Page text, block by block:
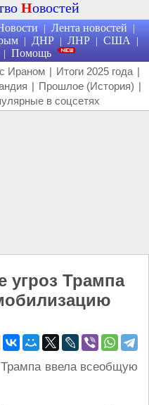
Новостей
| Лента новостей |
| ДНР | ЛНР | США |
| Помощь
Ираном | Итоги 2025 года |
| Прошлое (История) |
в соцсетях
угроз Трампа